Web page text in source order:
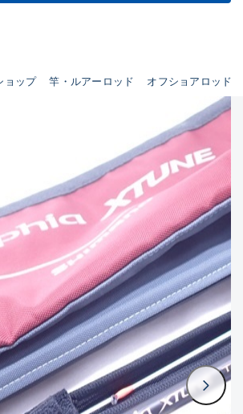
ョップ 竿・ルアーロッド オフショアロッド
グロ中川かの里店
ロカインズモール彦根店
ロ静岡中吉田店
ロ名東引山店
グロ豊田店
ロ豊橋向山店
ロ岐阜店
ロ西尾店
使用感や傷はあるが全体的に
C
使用感や傷のある一般的な中
古品
C-
かなり使用感があり、全体的
に目立つ傷が多い品
D
著しく状態が悪いが使用はで